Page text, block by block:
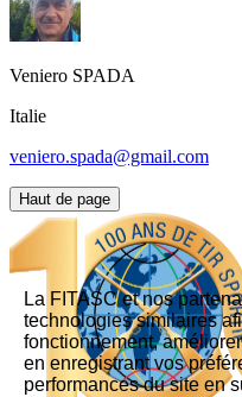
Veniero SPADA
Italie
veniero.spada@gmail.com
Haut de page
La FITASC et nos
technologies similaires
fonctionnement,
en enregistrant vos
performances du site en